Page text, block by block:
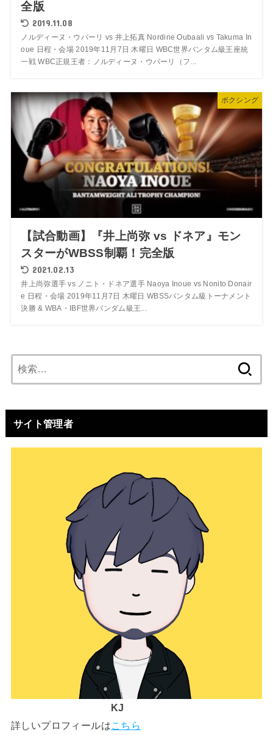
全版
2019.11.08
ノルディーヌ・ウバーリ vs 井上拓真 Nordine Oubaali vs Takuma In
oue 日程・会場 2019年11月7日 木曜日 WBC世界バンタム級王座統
一戦 WBC正規王者：ノルディーヌ・ウバーリ（フ...
ボクシング
【試合動画】『井上尚弥 vs ドネア』モン
スターがWBSS制覇！完全版
2021.02.13
井上尚弥選手 vs ノニト・ドネア選手 Naoya Inoue vs Nonito Donair
e 日程・会場 2019年11月7日 木曜日 WBSSバンタム級トーナメント
決勝 & WBA・IBF世界バンダム級王...
索:
サイト管理者
KJ
詳しいプロフィールはこちら